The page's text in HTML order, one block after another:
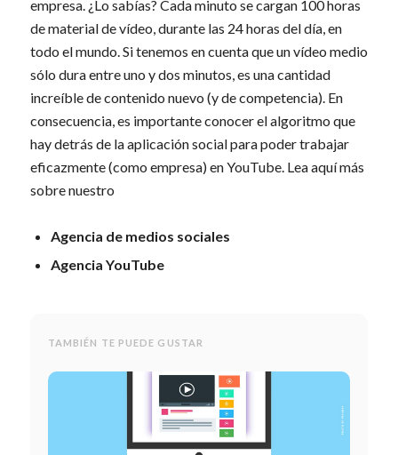
empresa. ¿Lo sabías? Cada minuto se cargan 100 horas
de material de vídeo, durante las 24 horas del día, en
todo el mundo. Si tenemos en cuenta que un vídeo medio
sólo dura entre uno y dos minutos, es una cantidad
increíble de contenido nuevo (y de competencia). En
consecuencia, es importante conocer el algoritmo que
hay detrás de la aplicación social para poder trabajar
eficazmente (como empresa) en YouTube. Lea aquí más
sobre nuestro
Agencia de medios sociales
Agencia YouTube
TAMBIÉN TE PUEDE GUSTAR